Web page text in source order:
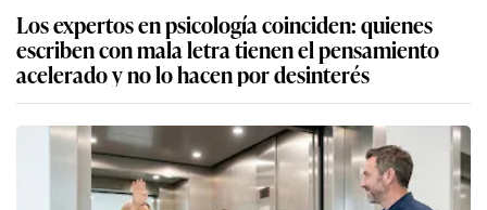
Los expertos en psicología coinciden: quienes
escriben con mala letra tienen el pensamiento
acelerado y no lo hacen por desinterés